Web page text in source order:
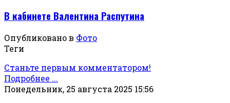
В кабинете Валентина Распутина
Опубликовано в Фото
Теги
Станьте первым комментатором!
Подробнее ...
Понедельник, 25 августа 2025 15:56